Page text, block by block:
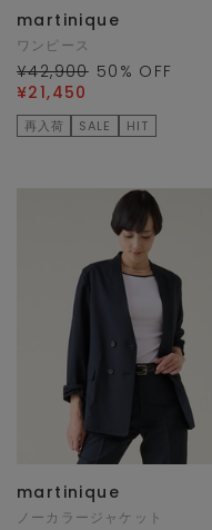
martinique
ワンピース
¥42,900 50 % OFF
¥21,450
再入荷 SALE HIT
martinique
ノーカラージャケット